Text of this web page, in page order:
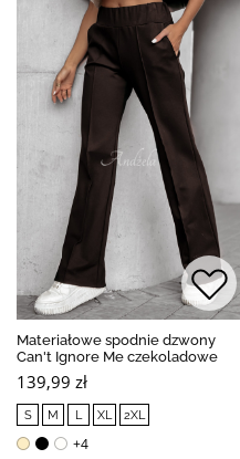
Materiałowe spodnie dzwony
Can't Ignore Me czekoladowe
139,99 zł
S M L XL 2XL
+4